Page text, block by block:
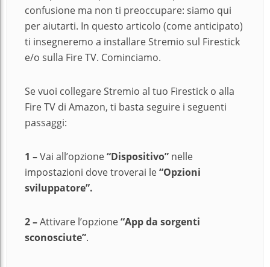
confusione ma non ti preoccupare: siamo qui
per aiutarti. In questo articolo (come anticipato)
ti insegneremo a installare Stremio sul Firestick
e/o sulla Fire TV. Cominciamo.
Se vuoi collegare Stremio al tuo Firestick o alla
Fire TV di Amazon, ti basta seguire i seguenti
passaggi:
1 –Vai all’opzione“Dispositivo” nelle
impostazioni dove troverai le“Opzioni
sviluppatore”.
2 –Attivare l’opzione“App da sorgenti
sconosciute”.